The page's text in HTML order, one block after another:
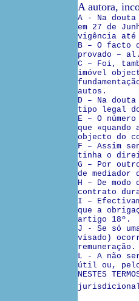
A autora,
A - Na
em 27 de
vigência até
B – O facto
provado –
C – Foi,
imóvel
autos.
D – Na
tipo legal
E – O
que
objecto do
F – Assim
tinha o
G – Por
de mediador
H – De
contrato
I –
que a
artigo 18º.
J - Se só
visado)
remuneração.
L - A não
útil ou, pelo
NESTES
jurisdicional